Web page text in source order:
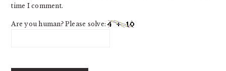
time I comment.
Are you human? Please solve: